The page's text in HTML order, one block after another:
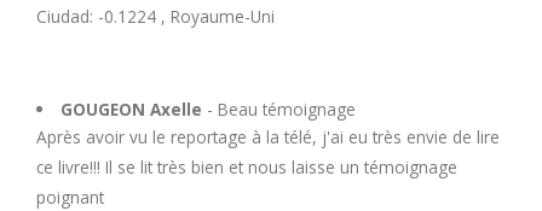
Y
Z
Ciudad: -0.1224 , Royaume-Uni
GOUGEON Axelle - Beau témoignage
Après avoir vu le reportage à la télé, j'ai eu très envie de lire
ce livre!!! Il se lit très bien et nous laisse un témoignage
poignant